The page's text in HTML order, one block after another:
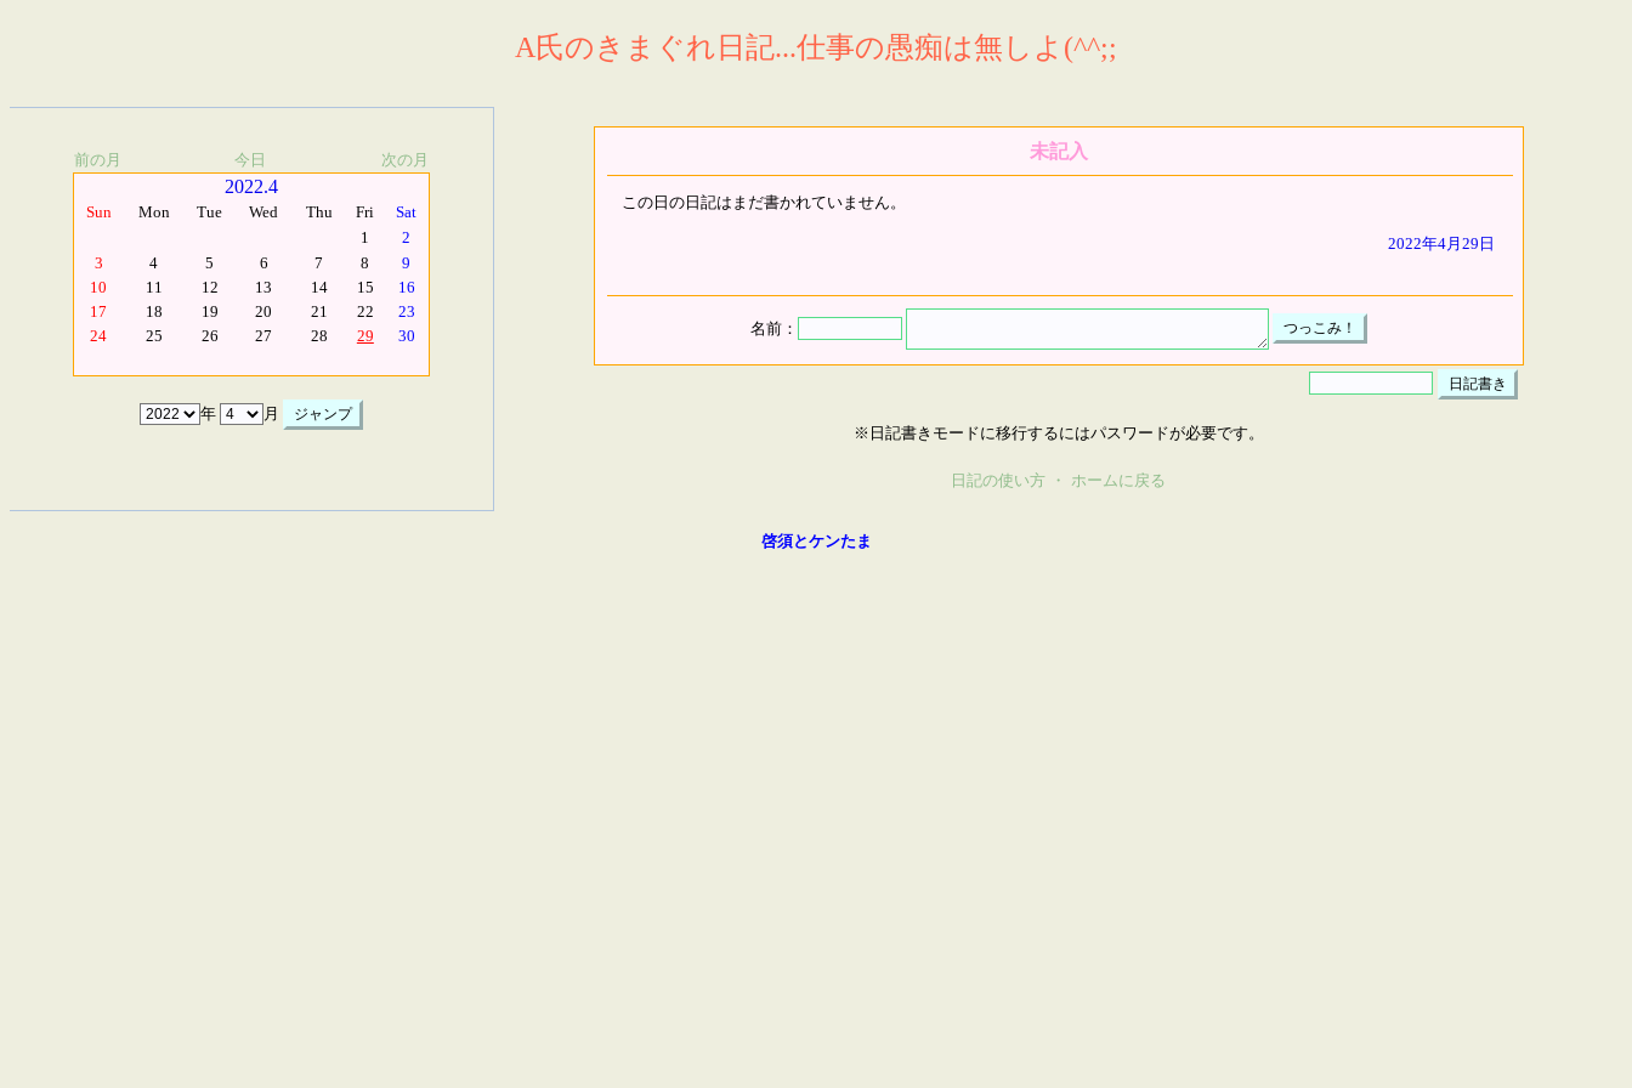
A氏のきまぐれ日記...仕事の愚痴は無しよ(^^;;
前の月 今日 次の月
2022.4
Sun Mon Tue Wed Thu Fri
Sat
1
2
3
4 5 6 7 8
9
10
11 12 13 14 15
16
17
18 19 20 21 22
23
24
25 26 27 28 29 30
年 月
未記入
この日の日記はまだ書かれていません。
2022年4月29日
名前：
※日記書きモードに移行するにはパスワードが必要です。
日記の使い方 ・ ホームに戻る
啓須とケンたま